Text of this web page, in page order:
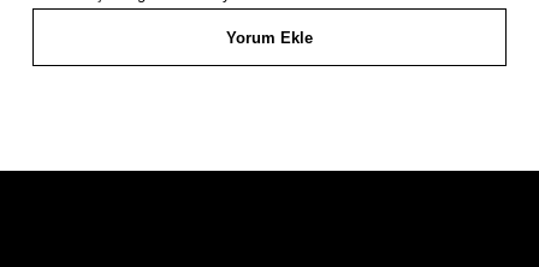
Yorum Ekle